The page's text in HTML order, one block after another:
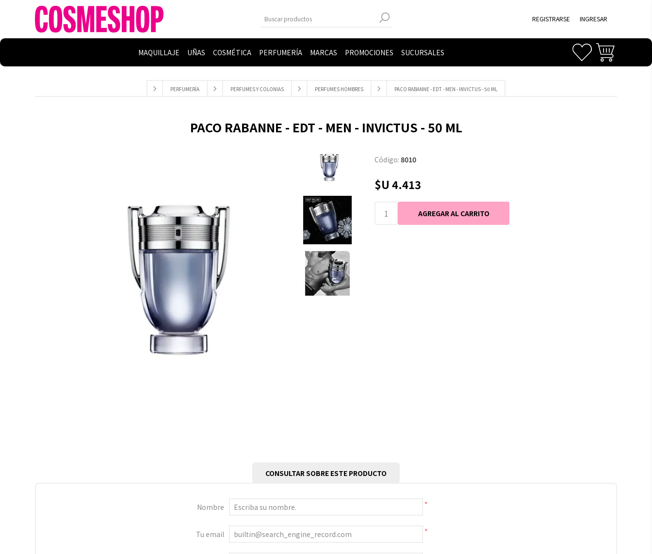
REGISTRARSE INGRESAR
MAQUILLAJE UÑAS COSMÉTICA PERFUMERÍA MARCAS PROMOCIONES SUCURSALES
PERFUMERÍA PERFUMES Y COLONIAS PERFUMES HOMBRES PACO RABANNE - EDT - MEN - INVICTUS - 50 ML
PACO RABANNE - EDT - MEN - INVICTUS - 50 ML
Código: 8010
$U 4.413
CONSULTAR SOBRE ESTE PRODUCTO
Nombre *
Tu email *